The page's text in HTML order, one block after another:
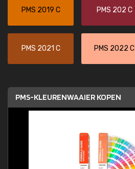
PMS 2019 C PMS 202 C
PMS 2021 C PMS 2022 C
PMS-KLEURENWAAIER KOPEN